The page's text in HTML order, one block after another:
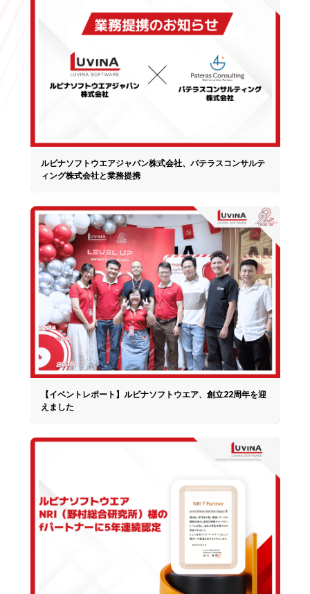
ルビナソフトウエアジャパン株式会社、パテラスコンサルテ
ィング株式会社と業務提携
【イベントレポート】ルビナソフトウエア、創立22周年を迎
えました